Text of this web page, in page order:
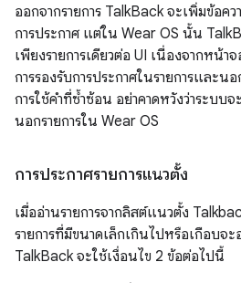
ออกจากรายการ TalkBack จะเพิ่มข้อคว
การประกาศ แต่ใน Wear OS นั้น
เพียงรายการเดียวต่อ UI เนื่องจากหน้
การรองรับการประกาศในรายการและน
การใช้คำที่ซ้ำซ้อน อย่าคาดหวังว่าระบบ
นอกรายการใน Wear OS
การประกาศรายการแนวตั้ง
เมื่ออ่านรายการจากลิสต์แนวตั้ง
รายการที่มีขนาดเล็กเกินไปหรือเกือบจ
TalkBack จะใช้เงื่อนไข 2 ข้อต่อไปนี้